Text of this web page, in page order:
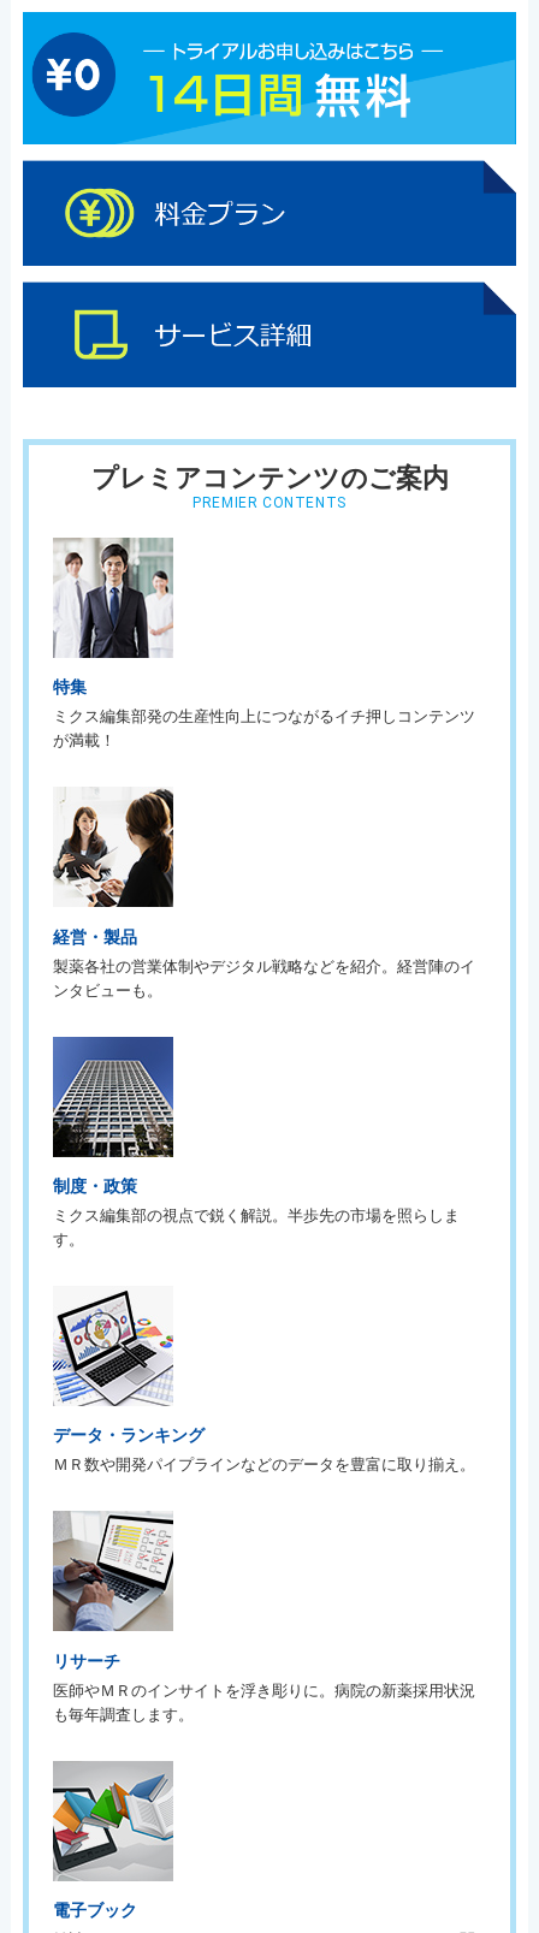
プレミアコンテンツのご案内
PREMIER CONTENTS
特集
ミクス編集部発の生産性向上につながるイチ押しコンテンツ
が満載！
経営・製品
製薬各社の営業体制やデジタル戦略などを紹介。経営陣のイ
ンタビューも。
制度・政策
ミクス編集部の視点で鋭く解説。半歩先の市場を照らしま
す。
データ・ランキング
ＭＲ数や開発パイプラインなどのデータを豊富に取り揃え。
リサーチ
医師やＭＲのインサイトを浮き彫りに。病院の新薬採用状況
も毎年調査します。
電子ブック